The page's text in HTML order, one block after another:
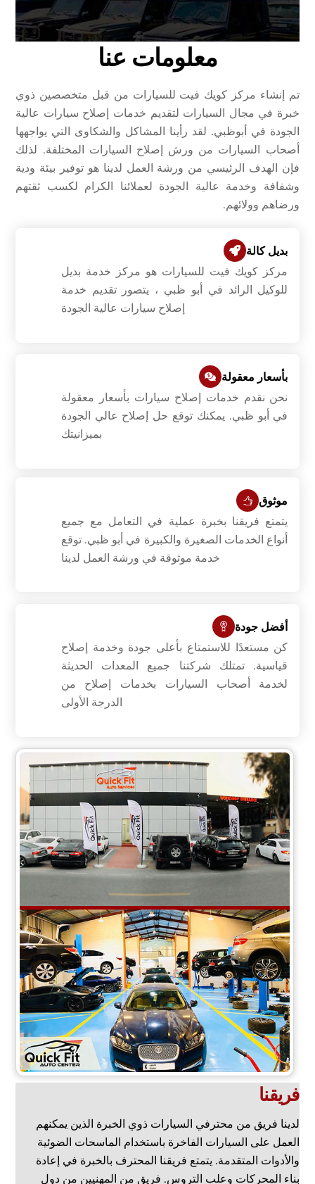
معلومات عنا
تم إنشاء مركز كويك فيت للسيارات من قبل متخصصين ذوي
خبرة في مجال السيارات لتقديم خدمات إصلاح سيارات عالية
الجودة في أبوظبي. لقد رأينا المشاكل والشكاوى التي يواجهها
أصحاب السيارات من ورش إصلاح السيارات المختلفة. لذلك
فإن الهدف الرئيسي من ورشة العمل لدينا هو توفير بيئة ودية
وشفافة وخدمة عالية الجودة لعملائنا الكرام لكسب ثقتهم
ورضاهم وولائهم.
بديل كالة
مركز كويك فيت للسيارات هو مركز خدمة بديل
للوكيل الرائد في أبو ظبي ، يتصور تقديم خدمة
إصلاح سيارات عالية الجودة
بأسعار معقولة
نحن نقدم خدمات إصلاح سيارات بأسعار معقولة
في أبو ظبي. يمكنك توقع حل إصلاح عالي الجودة
بميزانيتك
موثوق
يتمتع فريقنا بخبرة عملية في التعامل مع جميع
أنواع الخدمات الصغيرة والكبيرة في أبو ظبي. توقع
خدمة موثوقة في ورشة العمل لدينا
أفضل جودة
كن مستعدًا للاستمتاع بأعلى جودة وخدمة إصلاح
قياسية. تمتلك شركتنا جميع المعدات الحديثة
لخدمة أصحاب السيارات بخدمات إصلاح من
الدرجة الأولى
فريقنا
لدينا فريق من محترفي السيارات ذوي الخبرة الذين يمكنهم
العمل على السيارات الفاخرة باستخدام الماسحات الضوئية
والأدوات المتقدمة. يتمتع فريقنا المحترف بالخبرة في إعادة
بناء المحركات وعلب التروس. فريق من المهنيين من دول